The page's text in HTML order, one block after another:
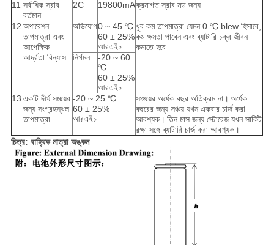
11 সর্বাধিক স্রাব
বর্তমান
2C 19800mAক্রমাগত স্রাব মড জন্য
12 অপারেশন
তাপমাত্রা এবং
আপেক্ষিক
আর্দ্রতা বিন্যাস
অভিযোগ0 ~ 45 ℃
60 ± 25%
আরএইচ
খুব কম তাপমাত্রা যেমন 0 ℃ blew হিসাবে,
কম ক্ষমতা পাবেন এবং ব্যাটারি চক্র জীবন
কমাতে হবে
নির্গমন
-20 ~ 60
℃
60 ± 25%
আরএইচ
13 একটি দীর্ঘ সময়ের
জন্য সংগ্রহস্থল
তাপমাত্রা
-20 ~ 25 ℃
60 ± 25%
আরএইচ
সঞ্চয়ের অর্ধেক বছর অতিক্রম না। অর্ধেক
বছরের জন্য সঞ্চয় যখন একবার চার্জ করা
আবশ্যক। তিন মাস জন্য স্টোরেজ যখন সার্কিট
রক্ষা সঙ্গে ব্যাটারি চার্জ করা আবশ্যক।
চিত্র: বাহ্যিক মাত্রা অঙ্কন